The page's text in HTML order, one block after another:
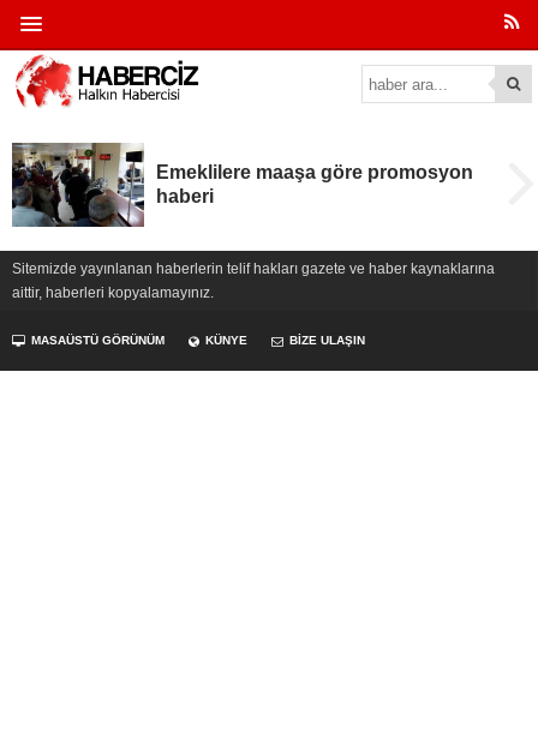
Emeklilere maaşa göre promosyon
haberi
Sitemizde yayınlanan haberlerin telif hakları gazete ve haber kaynaklarına
aittir, haberleri kopyalamayınız.
MASAÜSTÜ GÖRÜNÜM KÜNYE BİZE ULAŞIN